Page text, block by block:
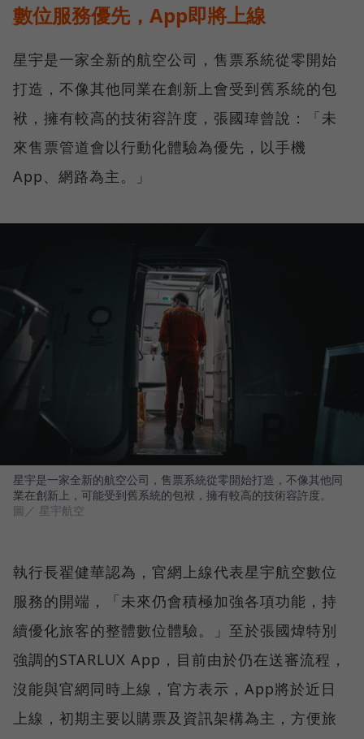
數位服務優先，App即將上線
星宇是一家全新的航空公司，售票系統從零開始
打造，不像其他同業在創新上會受到舊系統的包
袱，擁有較高的技術容許度，張國瑋曾說：「未
來售票管道會以行動化體驗為優先，以手機
App、網路為主。」
星宇是一家全新的航空公司，售票系統從零開始打造，不像其他同
業在創新上，可能受到舊系統的包袱，擁有較高的技術容許度。
圖／ 星宇航空
執行長翟健華認為，官網上線代表星宇航空數位
服務的開端，「未來仍會積極加強各項功能，持
續優化旅客的整體數位體驗。」至於張國煒特別
強調的STARLUX App，目前由於仍在送審流程，
沒能與官網同時上線，官方表示，App將於近日
上線，初期主要以購票及資訊架構為主，方便旅